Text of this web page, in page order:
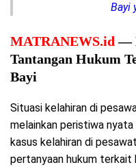
Bayi
MATRANEWS.id —
Tantangan Hukum
Bayi
Situasi kelahiran di
melainkan peristiwa
kasus kelahiran di
pertanyaan hukum terkait